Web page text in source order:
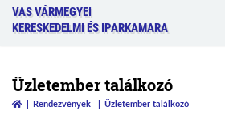
VAS VÁRMEGYEI
KERESKEDELMI ÉS IPARKAMARA
Üzletember találkozó
Rendezvények Üzletember találkozó